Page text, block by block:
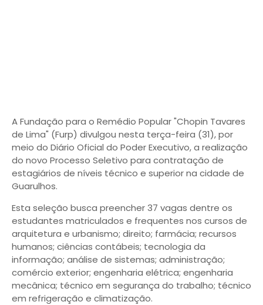
A Fundação para o Remédio Popular "Chopin Tavares
de Lima" (Furp) divulgou nesta terça-feira (31), por
meio do Diário Oficial do Poder Executivo, a realização
do novo Processo Seletivo para contratação de
estagiários de níveis técnico e superior na cidade de
Guarulhos.
Esta seleção busca preencher 37 vagas dentre os
estudantes matriculados e frequentes nos cursos de
arquitetura e urbanismo; direito; farmácia; recursos
humanos; ciências contábeis; tecnologia da
informação; análise de sistemas; administração;
comércio exterior; engenharia elétrica; engenharia
mecânica; técnico em segurança do trabalho; técnico
em refrigeração e climatização.